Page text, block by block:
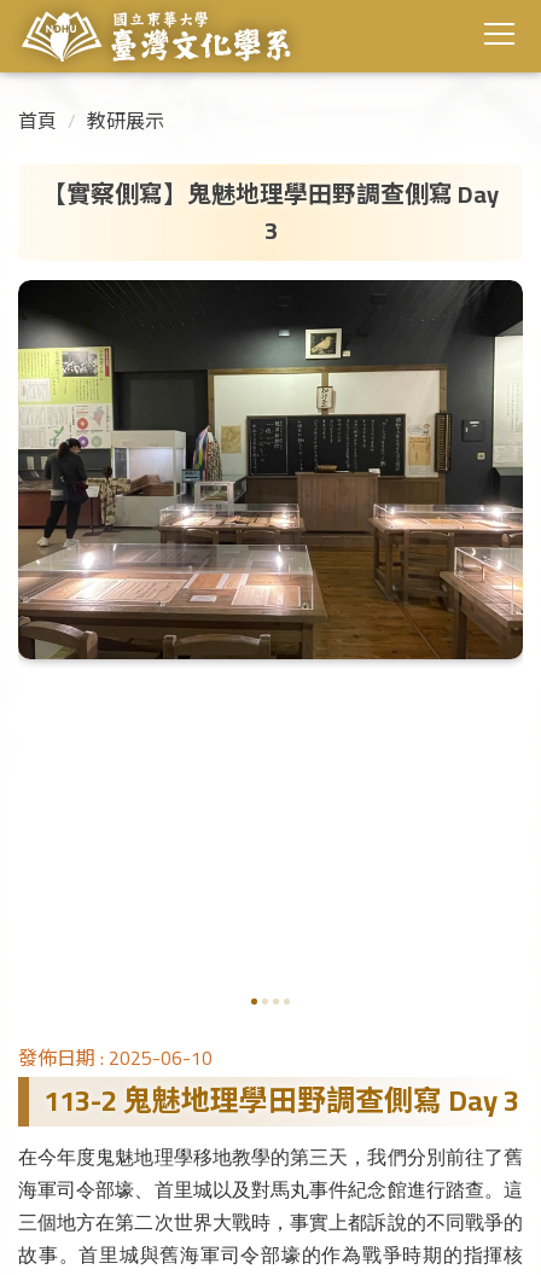
首頁 教研展示
【實察側寫】鬼魅地理學田野調查側寫 Day
3
發佈日期 : 2025-06-10
113-2 鬼魅地理學田野調查側寫 Day 3
在今年度鬼魅地理學移地教學的第三天，我們分別前往了舊
海軍司令部壕、首里城以及對馬丸事件紀念館進行踏查。這
三個地方在第二次世界大戰時，事實上都訴說的不同戰爭的
故事。首里城與舊海軍司令部壕的作為戰爭時期的指揮核